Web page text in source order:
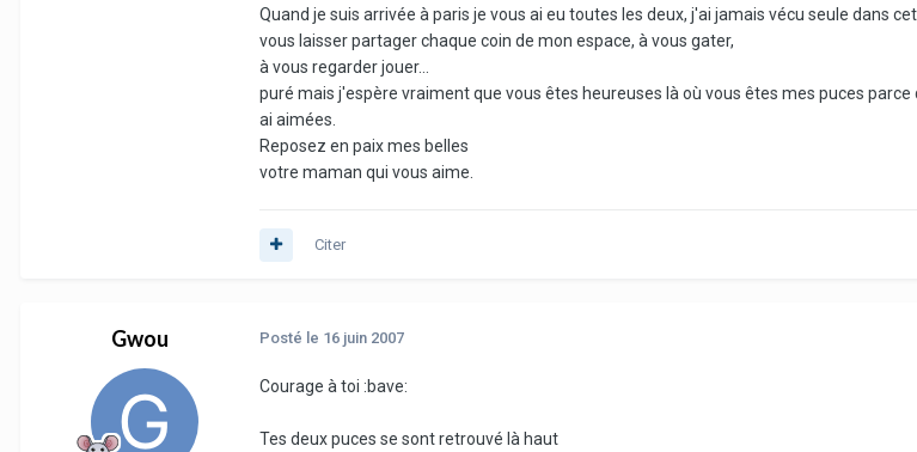
Quand je suis arrivée à paris je vous ai eu toutes les deux, j'ai jamais vécu seule dans
vous laisser partager chaque coin de mon espace, à vous gater,
à vous regarder jouer...
puré mais j'espère vraiment que vous êtes heureuses là où vous êtes mes puces
ai aimées.
Reposez en paix mes belles
votre maman qui vous aime.
Citer
Gwou Posté le 16 juin 2007
Courage à toi :bave:
Tes deux puces se sont retrouvé là haut